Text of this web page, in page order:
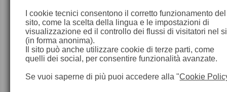
I cookie tecnici consentono il corretto funzionamento del
sito, come la scelta della lingua e le impostazioni di
visualizzazione ed il controllo dei flussi di visitatori nel
(in forma anonima).
Il sito può anche utilizzare cookie di terze parti, come
quelli dei social, per consentire funzionalità avanzate.
Se vuoi saperne di più puoi accedere alla "Cookie